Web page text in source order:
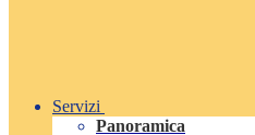
Servizi
Panoramica